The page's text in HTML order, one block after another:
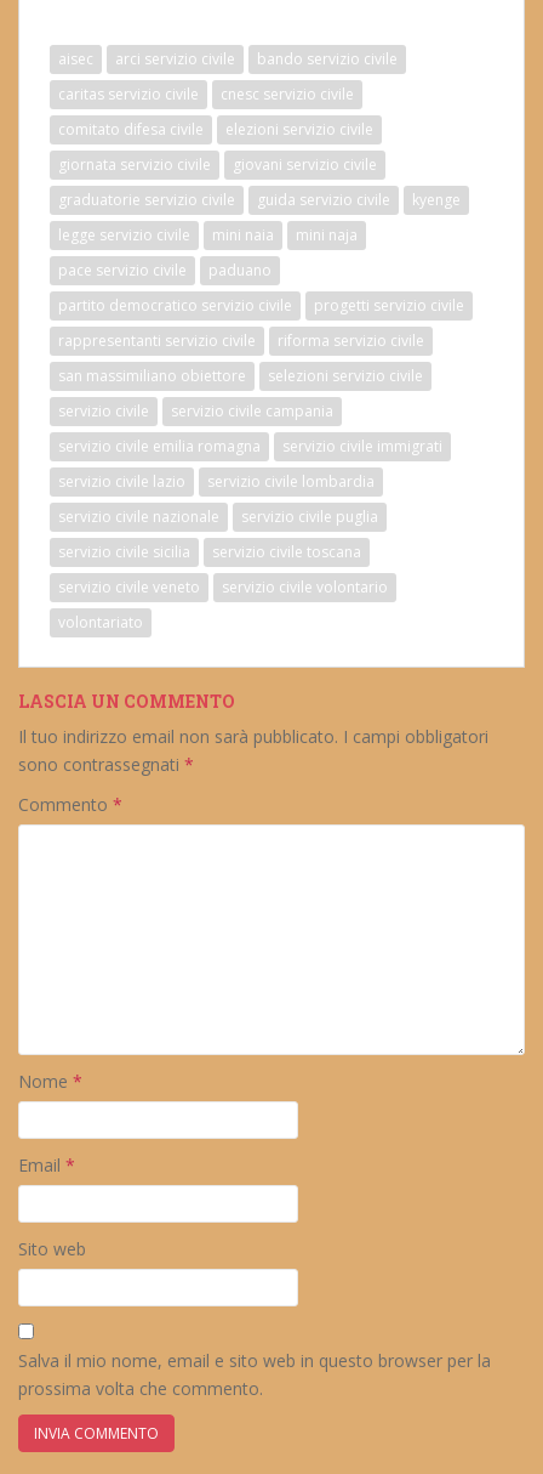
aisec arci servizio civile
bando servizio civile
caritas servizio civile
cnesc servizio civile
comitato difesa civile
elezioni servizio civile
giornata servizio civile
giovani servizio civile
graduatorie servizio civile
guida servizio civile
kyenge
legge servizio civile
mini naia
mini naja
pace servizio civile
paduano
partito democratico servizio civile
progetti servizio civile
rappresentanti servizio civile
riforma servizio civile
san massimiliano obiettore
selezioni servizio civile
servizio civile
servizio civile campania
servizio civile emilia romagna
servizio civile immigrati
servizio civile lazio
servizio civile lombardia
servizio civile nazionale
servizio civile puglia
servizio civile sicilia
servizio civile toscana
servizio civile veneto
servizio civile volontario
volontariato
LASCIA UN COMMENTO
Il tuo indirizzo email non sarà pubblicato. I campi obbligatori
sono contrassegnati *
Commento *
Nome *
Email *
Sito web
Salva il mio nome, email e sito web in questo browser per la
prossima volta che commento.